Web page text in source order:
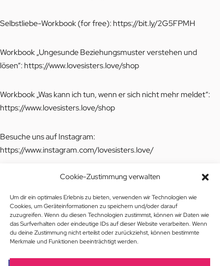
Cookie-Zustimmung verwalten
Um dir ein optimales Erlebnis zu bieten, verwenden wir Technologien wie
Cookies, um Geräteinformationen zu speichern und/oder darauf
zuzugreifen. Wenn du diesen Technologien zustimmst, können wir Daten wie
das Surfverhalten oder eindeutige IDs auf dieser Website verarbeiten. Wenn
du deine Zustimmung nicht erteilst oder zurückziehst, können bestimmte
Merkmale und Funktionen beeinträchtigt werden.
Selbstliebe-Workbook (for free): https://bit.ly/2G5FPMH
Workbook „Ungesunde Beziehungsmuster verstehen und
lösen“: https://www.lovesisters.love/shop
Workbook „Was kann ich tun, wenn er sich nicht mehr meldet“:
https://www.lovesisters.love/shop
Besuche uns auf Instagram:
https://www.instagram.com/lovesisters.love/
Komm in unsere Facebook Gruppe:
oeffnen/
„Light Awash“ by Kevin MacLeod is licensed under a Creative
Commons Attribution 4.0 license.
https://creativecommons.org/licenses/by/4.0/